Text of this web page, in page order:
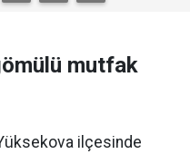
mutfak
ilçesinde